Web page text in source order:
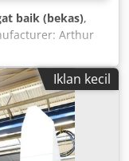
baik (bekas),
Arthur
No.: 04.2398
by manufacturer
kg (100 kN)
Ø 500
from 1 m/min
up to 20
connection: 400V /
Iklan kecil